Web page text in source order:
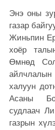
Энэ оны
газар
Жиньпин
хоёр
Өмнөд
айлчлалын
халуун
Асаны
судлаач
газрын